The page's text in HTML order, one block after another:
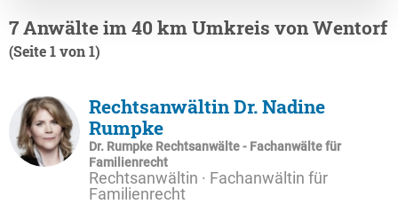
7 Anwälte im 40 km Umkreis von Wentorf
(Seite 1 von 1)
Rechtsanwältin Dr. Nadine
Rumpke
Dr. Rumpke Rechtsanwälte - Fachanwälte für
Familienrecht
Rechtsanwältin · Fachanwältin für
Familienrecht